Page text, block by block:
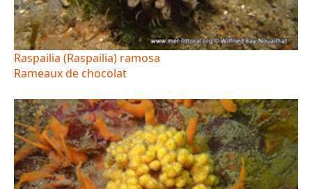
Raspailia (Raspailia) ramosa
Rameaux de chocolat